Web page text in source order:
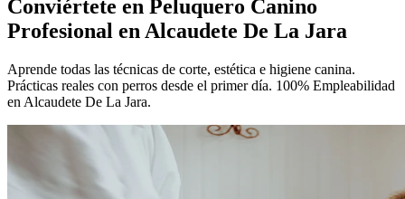
Conviértete en Peluquero Canino
Profesional en Alcaudete De La Jara
Aprende todas las técnicas de corte, estética e higiene canina.
Prácticas reales con perros desde el primer día. 100% Empleabilidad
en Alcaudete De La Jara.